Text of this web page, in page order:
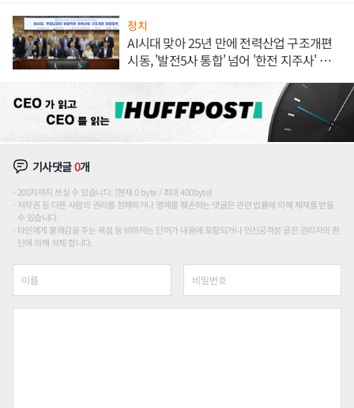
정치
AI시대 맞아 25년 만에 전력산업 구조개편
시동, '발전5사 통합' 넘어 '한전 지주사' 재편
기사댓글0개
200자까지 쓰실 수 있습니다. (현재 0 byte / 최대 400byte)
저작권 등 다른 사람의 권리를 침해하거나 명예를 훼손하는 댓글은 관련 법률에 의해 제재를 받을
수 있습니다.
타인에게 불쾌감을 주는 욕설 등 비하하는 단어가 내용에 포함되거나 인신공격성 글은 관리자의 판
단에 의해 삭제 합니다.